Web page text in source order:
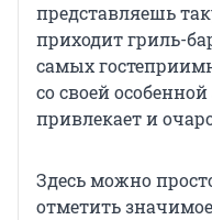
представляешь
приходит гриль-
самых
со своей
привлекает и
Здесь можно
отметить